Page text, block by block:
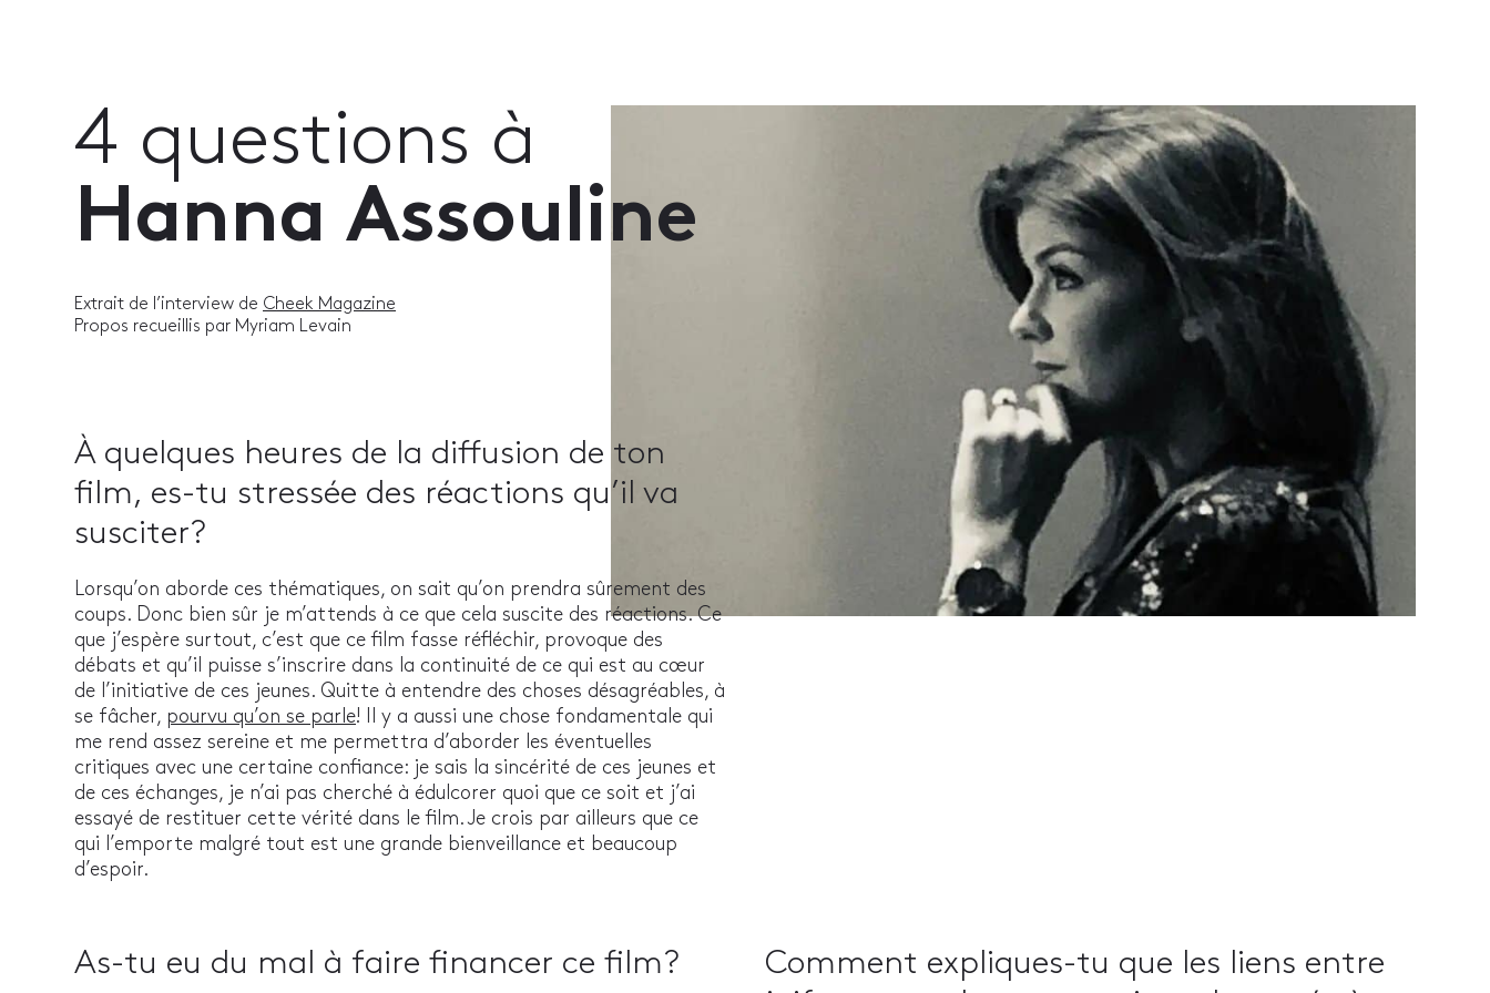
4 questions à
Hanna Assouline
Extrait de l’interview de Cheek Magazine
Propos recueillis par Myriam Levain
À quelques heures de la diffusion de ton
film, es-tu stressée des réactions qu’il va
susciter?
Lorsqu’on aborde ces thématiques, on sait qu’on prendra sûrement des
coups. Donc bien sûr je m’attends à ce que cela suscite des réactions. Ce
que j’espère surtout, c’est que ce film fasse réfléchir, provoque des
débats et qu’il puisse s’inscrire dans la continuité de ce qui est au cœur
de l’initiative de ces jeunes. Quitte à entendre des choses désagréables, à
se fâcher, pourvu qu’on se parle! Il y a aussi une chose fondamentale qui
me rend assez sereine et me permettra d’aborder les éventuelles
critiques avec une certaine confiance: je sais la sincérité de ces jeunes et
de ces échanges, je n’ai pas cherché à édulcorer quoi que ce soit et j’ai
essayé de restituer cette vérité dans le film. Je crois par ailleurs que ce
qui l’emporte malgré tout est une grande bienveillance et beaucoup
d’espoir.
As-tu eu du mal à faire financer ce film?
Comment expliques-tu que les liens entre